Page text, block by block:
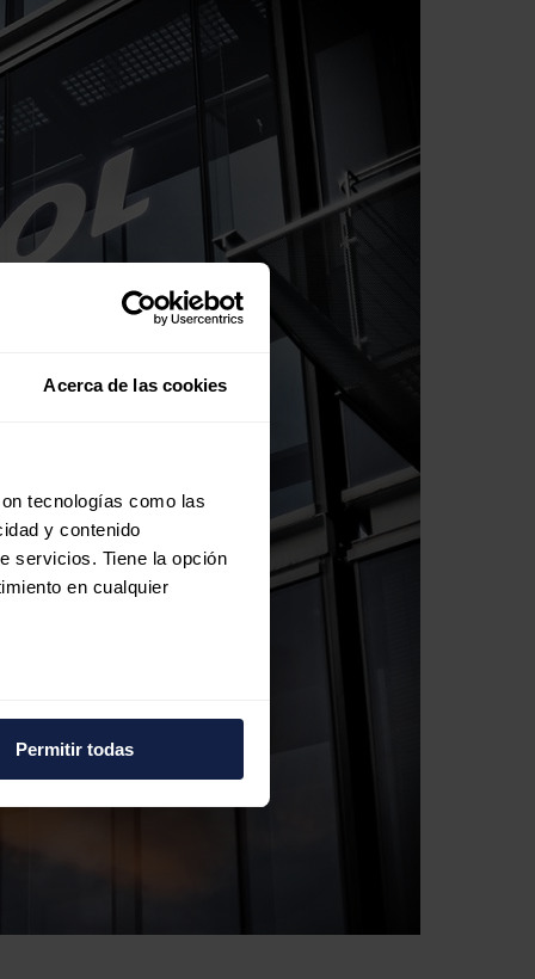
Acerca de las cookies
tecnologías como las
y contenido
servicios. Tiene la opción
en cualquier
Permitir todas